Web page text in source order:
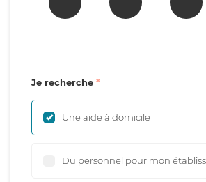
Je recherche
Une aide à domicile
Du personnel pour mon